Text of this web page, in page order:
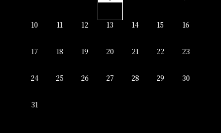
10 11 12 13 14 15 16
17 18 19 20 21 22 23
24 25 26 27 28 29 30
31